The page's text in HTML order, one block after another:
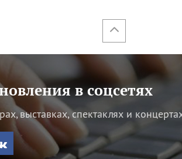
в соцсетях
выставках, спектаклях и